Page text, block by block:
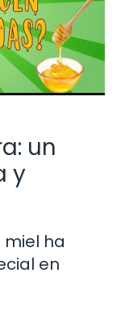
un
y
miel ha
en